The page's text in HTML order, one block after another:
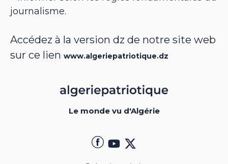
journalisme.
Accédez à la version dz de notre site web
sur ce lien www.algeriepatriotique.dz
Le monde vu d'Algérie